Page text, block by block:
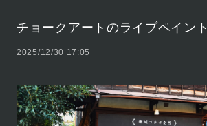
チョークアートのライブペイント
2025/12/30 17:05